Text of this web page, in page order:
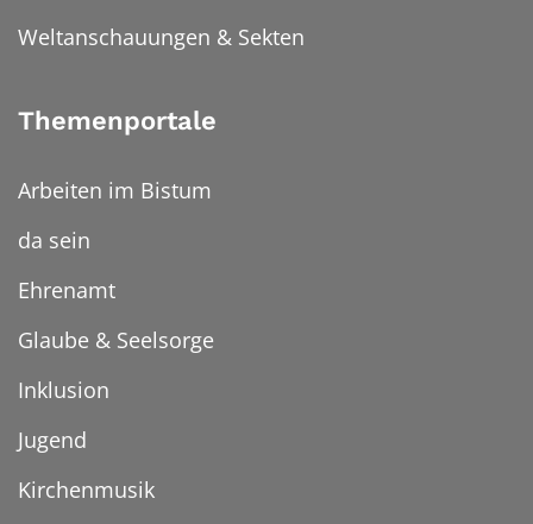
Weltanschauungen & Sekten
Themenportale
Arbeiten im Bistum
da sein
Ehrenamt
Glaube & Seelsorge
Inklusion
Jugend
Kirchenmusik